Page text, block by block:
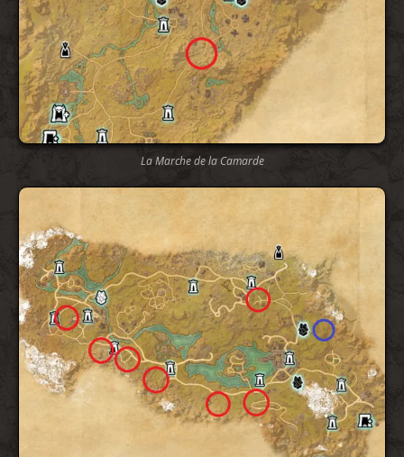
La Marche de la Camarde